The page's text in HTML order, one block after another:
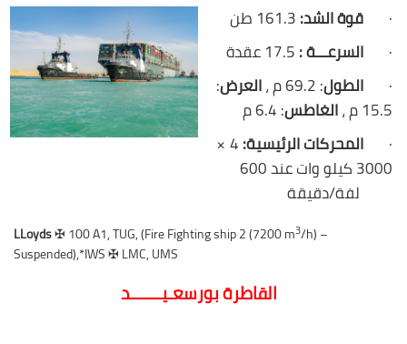
· قوة الشد:161.3 طن
· السرعـــة :17.5 عقدة
· الطول: 69.2 م ، العرض:
15.5 م ،
الغاطس: 6.4 م
· المحركات الرئيسية:
4 ×
لفة/دقيقة
LLoyds✠ 100 A1, TUG, (Fire Fighting ship 2 (7200 m3/h) –
Suspended),*IWS ✠ LMC, UMS
القاطرة بورسعـيـــــــد